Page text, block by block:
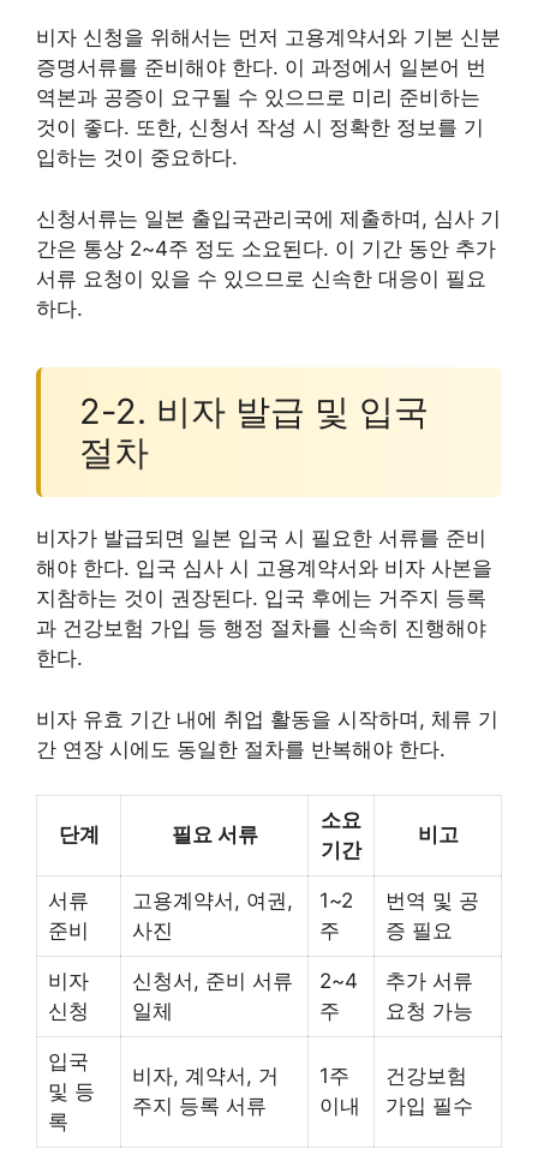
비자 신청을 위해서는 먼저 고용계약서와 기본 신분
증명서류를 준비해야 한다. 이 과정에서 일본어 번
역본과 공증이 요구될 수 있으므로 미리 준비하는
것이 좋다. 또한, 신청서 작성 시 정확한 정보를 기
입하는 것이 중요하다.
신청서류는 일본 출입국관리국에 제출하며, 심사 기
간은 통상 2~4주 정도 소요된다. 이 기간 동안 추가
서류 요청이 있을 수 있으므로 신속한 대응이 필요
하다.
2-2. 비자 발급 및 입국
절차
비자가 발급되면 일본 입국 시 필요한 서류를 준비
해야 한다. 입국 심사 시 고용계약서와 비자 사본을
지참하는 것이 권장된다. 입국 후에는 거주지 등록
과 건강보험 가입 등 행정 절차를 신속히 진행해야
한다.
비자 유효 기간 내에 취업 활동을 시작하며, 체류 기
간 연장 시에도 동일한 절차를 반복해야 한다.
단계 필요 서류
소요
기간
비고
서류
준비
고용계약서, 여권,
사진
1~2
주
번역 및 공
증 필요
비자
신청
신청서, 준비 서류
일체
2~4
주
추가 서류
요청 가능
입국
및 등
록
비자, 계약서, 거
주지 등록 서류
1주
이내
건강보험
가입 필수